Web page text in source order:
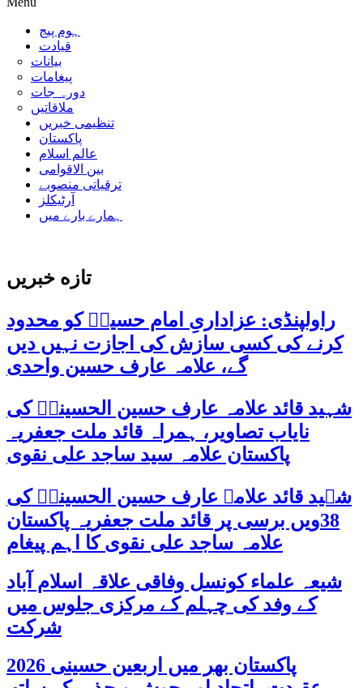
ہوم پیج
قیادت
بیانات
پیغامات
دورہ جات
ملاقاتیں
تنظیمی خبریں
پاکستان
عالم اسلام
بین الاقوامی
ترقیاتی منصوبے
آرٹیکلز
ہمارے بارے میں
تازه خبریں
راولپنڈی: عزاداریِ امام حسینؑ کو محدود
کرنے کی کسی سازش کی اجازت نہیں دیں
گے، علامہ عارف حسین واحدی
شہید قائد علامہ عارف حسین الحسینیؒ کی
نایاب تصاویر، ہمراہ قائد ملت جعفریہ
پاکستان علامہ سید ساجد علی نقوی
شہید قائد علامہ عارف حسین الحسینیؒ کی
38ویں برسی پر قائد ملت جعفریہ پاکستان
علامہ ساجد علی نقوی کا اہم پیغام
شیعہ علماء کونسل وفاقی علاقہ اسلام آباد
کے وفد کی چہلم کے مرکزی جلوس میں
شرکت
پاکستان بھر میں اربعین حسینی 2026